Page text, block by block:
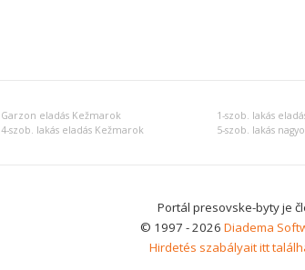
Garzon eladás Kežmarok 1-szob. lakás
4-szob. lakás eladás Kežmarok
5-szob. lakás
Portál presovske-byty je
© 1997 - 2026 Diadema
Hirdetés szabályait itt